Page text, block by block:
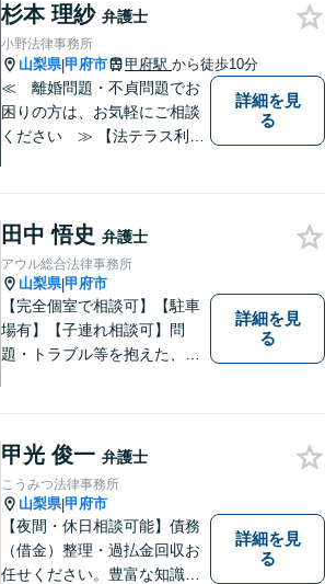
の作成や相続人の紛争解決ま
で幅広く対応できます【初回
面談無料】
杉本 理紗 弁護士
小野法律事務所
山梨県|甲府市 甲府駅 から徒歩10分
≪ 離婚問題・不貞問題でお
困りの方は、お気軽にご相談
ください ≫ 【法テラス利用
護士には、守秘義務がありま
すので、ご安心してご相談を
いただければと思います。
詳細を見
る
田中 悟史 弁護士
アウル総合法律事務所
山梨県|甲府市
【完全個室で相談可】【駐車
場有】【子連れ相談可】問
題・トラブル等を抱えた、ま
分析し、解決に向けてどのよ
うな方法・手段を取ることが
良いのか等を助言させていた
だきます。
詳細を見
る
甲光 俊一 弁護士
こうみつ法律事務所
山梨県|甲府市
【夜間・休日相談可能】債務
（借金）整理・過払金回収お
任せください。豊富な知識・
詳細を見
る